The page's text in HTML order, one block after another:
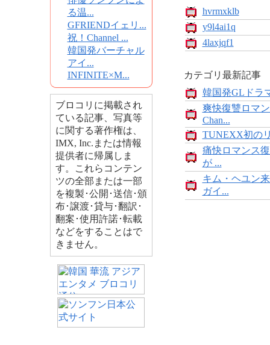
る温...
GFRIENDイェリ...
祝！Channel ...
韓国発バーチャル
アイ...
INFINITE×M...
ブロコリに掲載され
ている記事、写真等
に関する著作権は、
IMX, Inc.または情報
提供者に帰属しま
す。これらコンテン
ツの全部または一部
を複製･公開･送信･頒
布･譲渡･貸与･翻訳･
翻案･使用許諾･転載
などをすることはで
きません。
hvrmxklb
y9l4ai1q
4laxjqf1
カテゴリ最新記事
韓国発GLドラ
爽快復讐ロマ
Chan...
TUNEXX初の
痛快ロマンス
が ...
キム・ヘユン
ガイ...